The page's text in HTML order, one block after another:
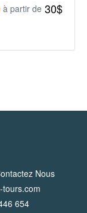
à partir de 30$
Nous
654